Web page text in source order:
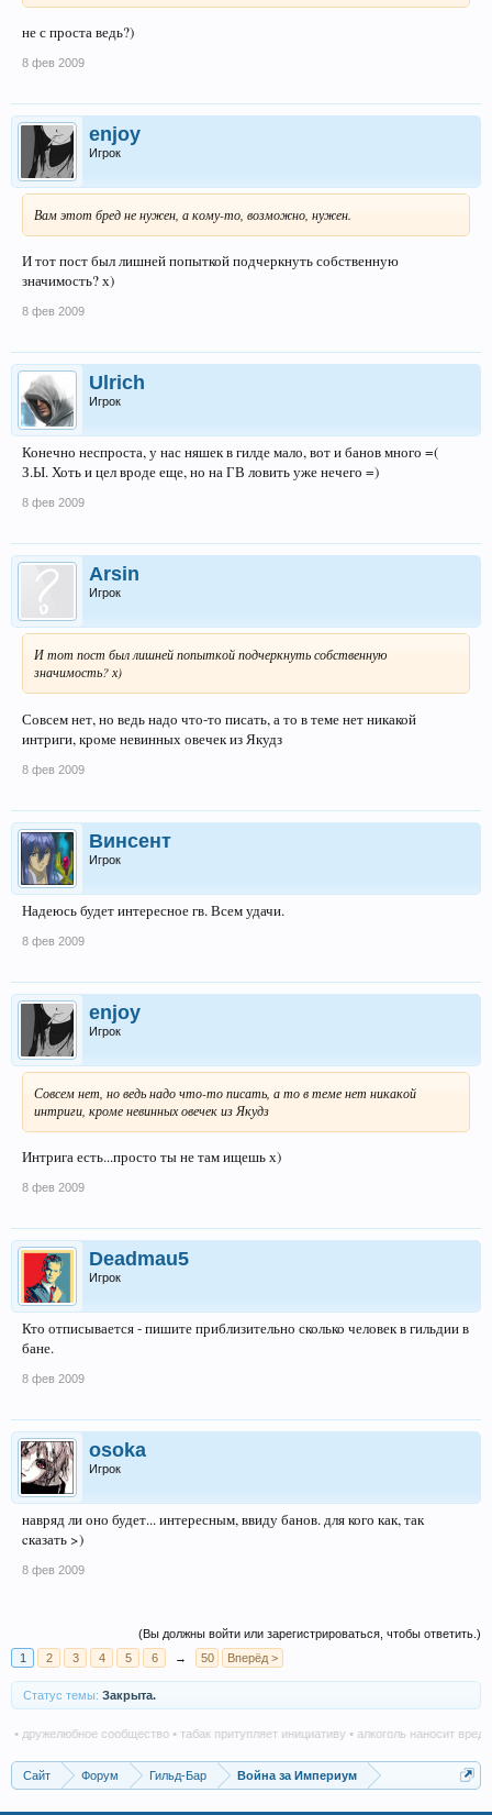
не с проста ведь?)
8 фев 2009
enjoy
Игрок
Вам этот бред не нужен, а кому-то, возможно, нужен.
И тот пост был лишней попыткой подчеркнуть собственную
значимость? х)
8 фев 2009
Ulrich
Игрок
Конечно неспроста, у нас няшек в гилде мало, вот и банов много =(
З.Ы. Хоть и цел вроде еще, но на ГВ ловить уже нечего =)
8 фев 2009
Arsin
Игрок
И тот пост был лишней попыткой подчеркнуть собственную
значимость? х)
Совсем нет, но ведь надо что-то писать, а то в теме нет никакой
интриги, кроме невинных овечек из Якудз
8 фев 2009
Винсент
Игрок
Надеюсь будет интересное гв. Всем удачи.
8 фев 2009
enjoy
Игрок
Совсем нет, но ведь надо что-то писать, а то в теме нет никакой
интриги, кроме невинных овечек из Якудз
Интрига есть...просто ты не там ищешь х)
8 фев 2009
Deadmau5
Игрок
Кто отписывается - пишите приблизительно сколько человек в гильдии в
бане.
8 фев 2009
osoka
Игрок
навряд ли оно будет... интересным, ввиду банов. для кого как, так
cказать >)
8 фев 2009
(Вы должны войти или зарегистрироваться, чтобы ответить.)
1
2 3 4 5 6 → 50 Вперёд >
Статус темы: Закрыта.
сообщество • табак притупляет инициативу • алкоголь наносит вред в
Сайт Форум Гильд-Бар Война за Империум